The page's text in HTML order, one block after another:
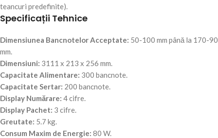
teancuri predefinite).
Specificații Tehnice
Dimensiunea Bancnotelor Acceptate: 50-100 mm până la 170-90
mm.
Dimensiuni: 3111 x 213 x 256 mm.
Capacitate Alimentare: 300 bancnote.
Capacitate Sertar: 200 bancnote.
Display Numărare: 4 cifre.
Display Pachet: 3 cifre.
Greutate: 5.7 kg.
Consum Maxim de Energie: 80 W.